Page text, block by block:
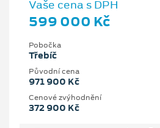
Vaše cena s DPH
599 000 Kč
Pobočka
Třebíč
Původní cena
971 900 Kč
Cenové zvýhodnění
372 900 Kč